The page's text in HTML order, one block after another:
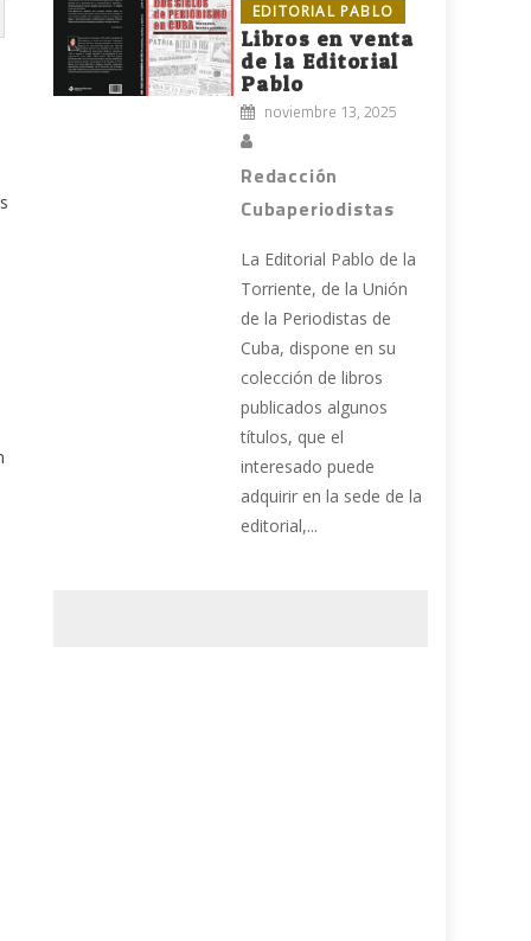
EDITORIAL PABLO
Libros en venta
de la Editorial
Pablo
noviembre 13, 2025
Redacción
Cubaperiodistas
La Editorial Pablo de la
Torriente, de la Unión
de la Periodistas de
Cuba, dispone en su
colección de libros
publicados algunos
títulos, que el
interesado puede
adquirir en la sede de la
editorial,...